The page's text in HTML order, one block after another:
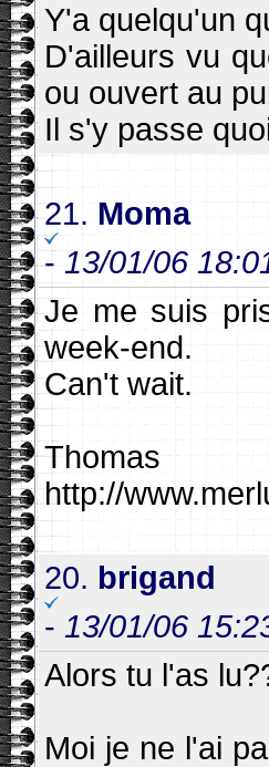
Y'a quelqu'un
D'ailleurs vu
ou ouvert au
Il s'y passe
21. Moma
-13/01/06
Je me suis
week-end.
Can't wait.
Thomas
http://
20. brigand
- 13/01/06
Alors tu l'as
Moi je ne l'ai